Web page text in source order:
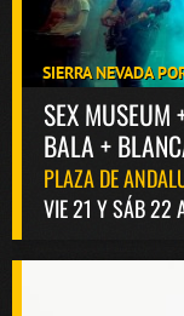
SIERRA NEVADA
SEX MUSEUM
BALA +
PLAZA DE
VIE 21 Y SÁB 22